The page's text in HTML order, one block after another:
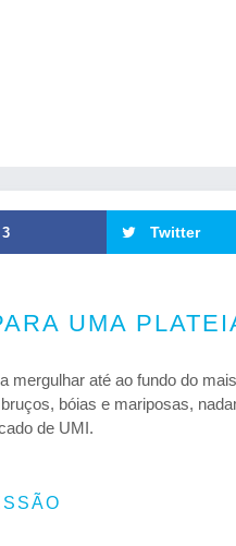
3 Twitter
UMA
mergulhar até ao fundo do
bóias e mariposas,
de UMI.